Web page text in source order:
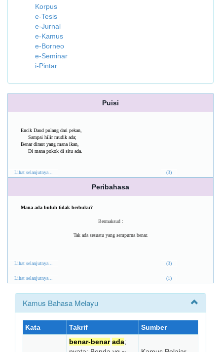
Korpus
e-Tesis
e-Jurnal
e-Kamus
e-Borneo
e-Seminar
i-Pintar
Puisi
Encik Daud pulang dari pekan,
Sampai hilir mudik ada;
Benar diraut yang mana ikan,
Di mana pokok di situ ada.
Lihat selanjutnya... (3)
Peribahasa
Mana ada buluh tidak berbuku?
Bermaksud :
Tak ada sesuatu yang sempurna benar.
Lihat selanjutnya... (3)
Lihat selanjutnya... (1)
Kamus Bahasa Melayu
Kata Takrif Sumber
benar-benar ada;